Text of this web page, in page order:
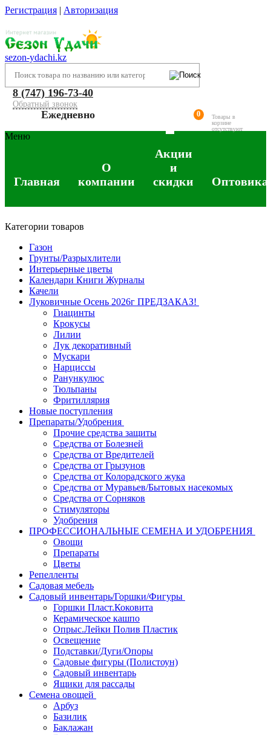
Регистрация | Авторизация
sezon-ydachi.kz
8 (747) 196-73-40
Обратный звонок
Ежедневно 0
Товары в
корзине
отсутствуют
Меню
Главная
О
компании
Акции
и
скидки
Категории товаров
Газон
Грунты/Разрыхлители
Интерьерные цветы
Календари Книги Журналы
Качели
Луковичные Осень 2026г ПРЕДЗАКАЗ!
Гиацинты
Крокусы
Лилии
Лук декоративный
Мускари
Нарциссы
Ранункулюс
Тюльпаны
Фритиллярия
Новые поступления
Препараты/Удобрения
Прочие средства защиты
Средства от Болезней
Средства от Вредителей
Средства от Грызунов
Средства от Колорадского жука
Средства от Муравьев/Бытовых насекомых
Средства от Сорняков
Стимуляторы
Удобрения
ПРОФЕССИОНАЛЬНЫЕ СЕМЕНА И УДОБРЕНИЯ
Овощи
Препараты
Цветы
Репелленты
Садовая мебель
Садовый инвентарь/Горшки/Фигуры
Горшки Пласт.Коковита
Керамическое кашпо
Опрыс.Лейки Полив Пластик
Освещение
Подставки/Дуги/Опоры
Садовые фигуры (Полистоун)
Садовый инвентарь
Ящики для рассады
Семена овощей
Арбуз
Базилик
Баклажан